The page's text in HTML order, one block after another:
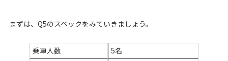
まずは、Q5のスペックをみていきましょう。
乗車人数 5名